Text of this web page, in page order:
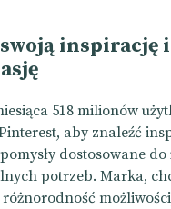
inspirację
518 milionów
aby znaleźć
dostosowane do
potrzeb. Marka,